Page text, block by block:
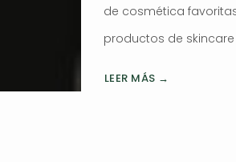
de cosmética
productos de
LEER MÁS →